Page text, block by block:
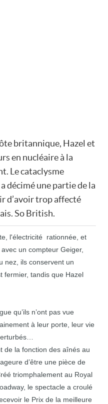
britannique, Hazel et
en nucléaire à la
Le cataclysme
décimé une partie de la
d’avoir trop affecté
So British.
l'électricité rationnée, et
un compteur Geiger,
nez, ils conservent un
fermier, tandis que Hazel
qu’ils n’ont pas vue
à leur porte, leur vie
de la fonction des aînés au
d’être une pièce de
triomphalement au Royal
le spectacle a croulé
le Prix de la meilleure